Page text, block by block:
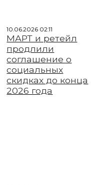
10.06.2026 02:11
МАРТ и ретейл
продлили
соглашение о
социальных
скидках до конца
2026 года